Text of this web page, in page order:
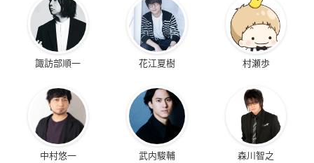
諏訪部順一 花江夏樹 村瀬歩
中村悠一 武内駿輔 森川智之